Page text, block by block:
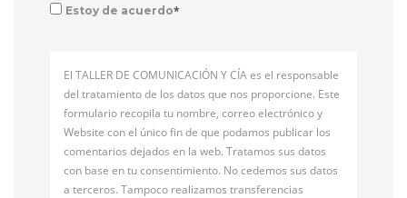
Estoy de acuerdo*
El TALLER DE COMUNICACIÓN Y CÍA es el responsable
del tratamiento de los datos que nos proporcione. Este
formulario recopila tu nombre, correo electrónico y
Website con el único fin de que podamos publicar los
comentarios dejados en la web. Tratamos sus datos
con base en tu consentimiento. No cedemos sus datos
a terceros. Tampoco realizamos transferencias